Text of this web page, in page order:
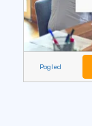
Pogled